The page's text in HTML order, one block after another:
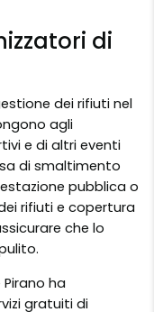
di
dei rifiuti nel
agli
e di altri eventi
di smaltimento
pubblica o
rifiuti e copertura
che lo
ha
gratuiti di